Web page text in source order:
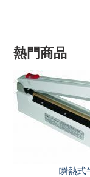
熱門商品
瞬熱式半